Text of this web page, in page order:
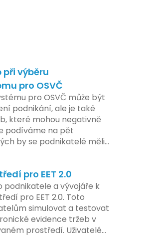
výběru
pro OSVČ
pro OSVČ může být
podnikání, ale je také
které mohou negativně
podíváme na pět
by se podnikatelé měli
pro EET 2.0
podnikatele a vývojáře k
pro EET 2.0. Toto
simulovat a testovat
evidence tržeb v
prostředí. Uživatelé